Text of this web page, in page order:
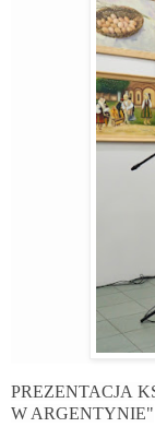
PREZENTACJA
W ARGENTYNIE"